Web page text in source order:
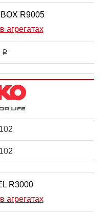
R9005
агрегатах
i
R3000
агрегатах